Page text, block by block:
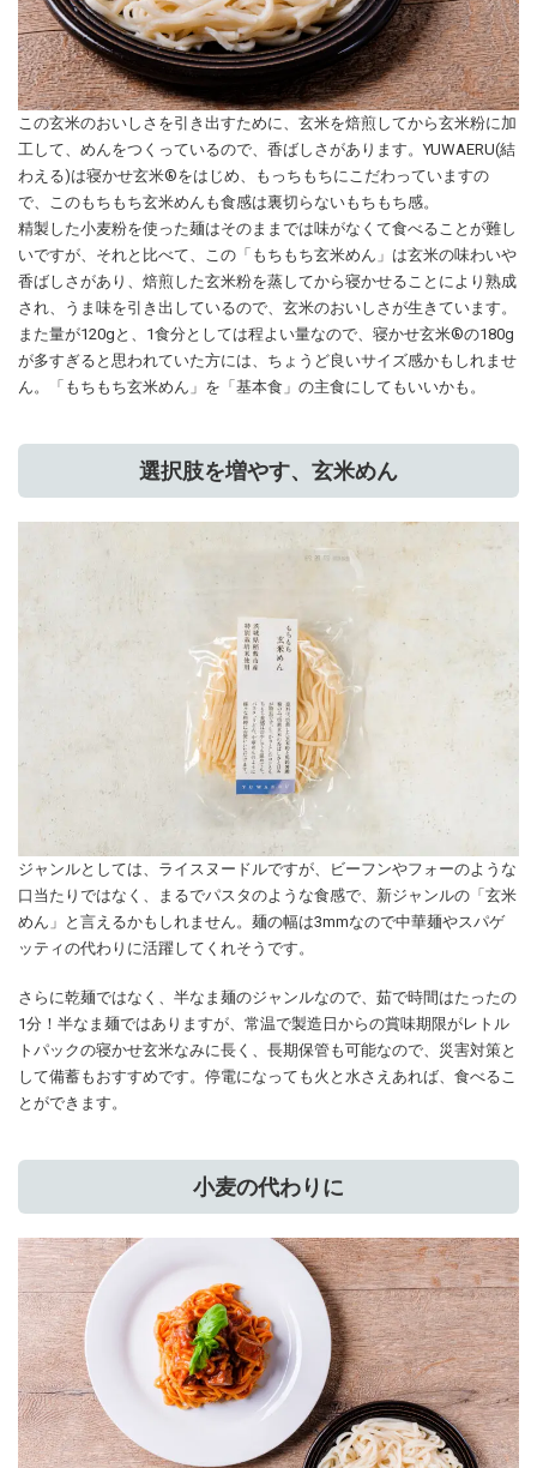
この玄米のおいしさを引き出すために、玄米を焙煎してから玄米粉に加
工して、めんをつくっているので、香ばしさがあります。YUWAERU(結
わえる)は寝かせ玄米®️をはじめ、もっちもちにこだわっていますの
で、このもちもち玄米めんも食感は裏切らないもちもち感。
精製した小麦粉を使った麺はそのままでは味がなくて食べることが難し
いですが、それと比べて、この「もちもち玄米めん」は玄米の味わいや
香ばしさがあり、焙煎した玄米粉を蒸してから寝かせることにより熟成
され、うま味を引き出しているので、玄米のおいしさが生きています。
また量が120gと、1食分としては程よい量なので、寝かせ玄米®️の180g
が多すぎると思われていた方には、ちょうど良いサイズ感かもしれませ
ん。「もちもち玄米めん」を「基本食」の主食にしてもいいかも。
選択肢を増やす、玄米めん
ジャンルとしては、ライスヌードルですが、ビーフンやフォーのような
口当たりではなく、まるでパスタのような食感で、新ジャンルの「玄米
めん」と言えるかもしれません。麺の幅は3mmなので中華麺やスパゲ
ッティの代わりに活躍してくれそうです。
さらに乾麺ではなく、半なま麺のジャンルなので、茹で時間はたったの
1分！半なま麺ではありますが、常温で製造日からの賞味期限がレトル
トパックの寝かせ玄米なみに長く、長期保管も可能なので、災害対策と
して備蓄もおすすめです。停電になっても火と水さえあれば、食べるこ
とができます。
小麦の代わりに